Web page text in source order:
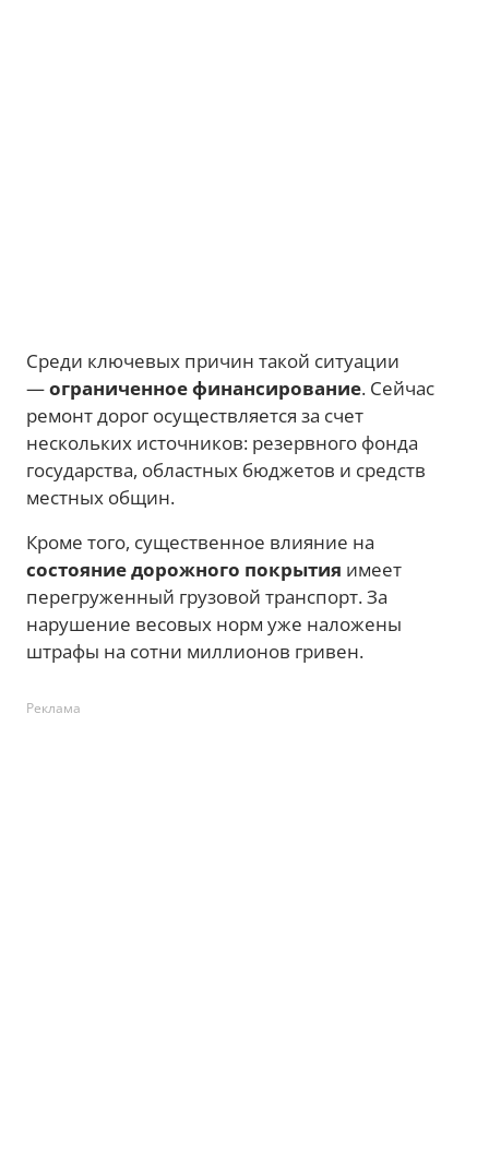
Среди ключевых причин такой ситуации
—ограниченное финансирование. Сейчас
ремонт дорог осуществляется за счет
нескольких источников: резервного фонда
государства, областных бюджетов и средств
местных общин.
Кроме того, существенное влияние на
состояние дорожного покрытия имеет
перегруженный грузовой транспорт. За
нарушение весовых норм уже наложены
штрафы на сотни миллионов гривен.
Реклама